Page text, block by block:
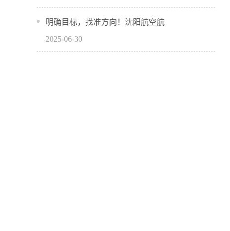
明确目标，找准方向！沈阳航空航
2025-06-30